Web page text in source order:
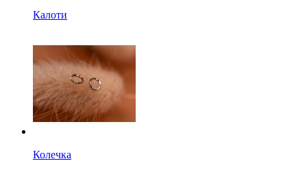
Калоти
Колечка